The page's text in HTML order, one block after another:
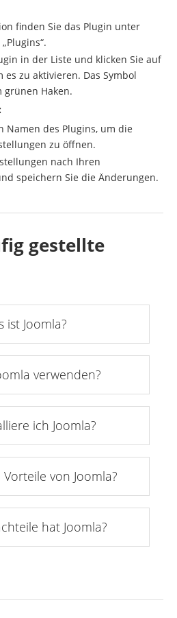
finden Sie das Plugin unter
in der Liste und klicken Sie auf
es zu aktivieren. Das Symbol
grünen Haken.
Namen des Plugins, um die
zu öffnen.
nach Ihren
speichern Sie die Änderungen.
gestellte
ist Joomla?
verwenden?
ich Joomla?
von Joomla?
hat Joomla?